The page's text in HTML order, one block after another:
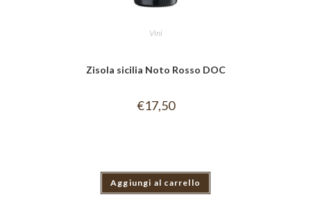
Vini
Zisola sicilia Noto Rosso DOC
€17,50
Aggiungi al carrello